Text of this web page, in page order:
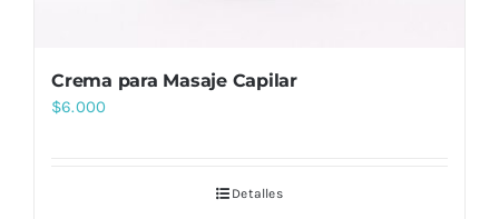
Crema para Masaje Capilar
$6.000
Detalles